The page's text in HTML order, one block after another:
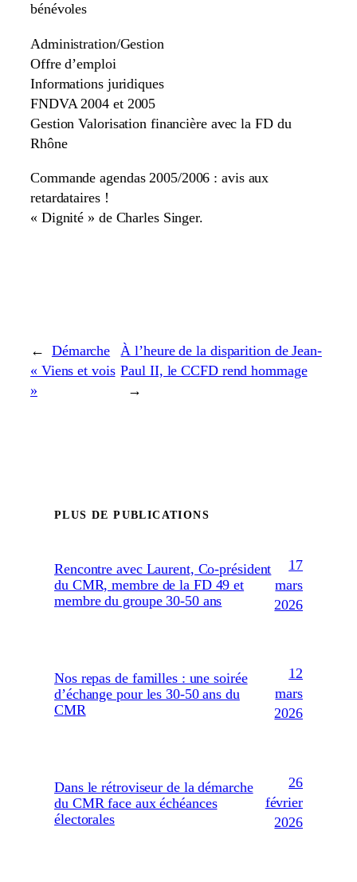
bénévoles
Administration/Gestion
Offre d’emploi
Informations juridiques
FNDVA 2004 et 2005
Gestion Valorisation financière avec la FD du
Rhône
Commande agendas 2005/2006 : avis aux
retardataires !
« Dignité » de Charles Singer.
← Démarche
« Viens et vois
»
À l’heure de la disparition de Jean-
Paul II, le CCFD rend hommage
→
PLUS DE PUBLICATIONS
Rencontre avec Laurent, Co-président
du CMR, membre de la FD 49 et
membre du groupe 30-50 ans
17
mars
2026
Nos repas de familles : une soirée
d’échange pour les 30-50 ans du
CMR
12
mars
2026
Dans le rétroviseur de la démarche
du CMR face aux échéances
électorales
26
février
2026